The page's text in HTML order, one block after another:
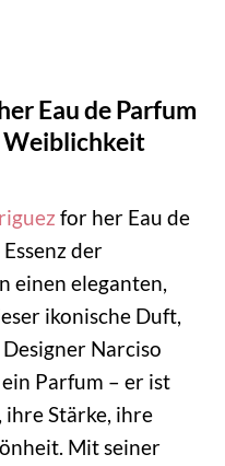
Eau de Parfum
Weiblichkeit
for her Eau de
der
einen eleganten,
ikonische Duft,
Narciso
Parfum – er ist
ihre Stärke, ihre
Mit seiner